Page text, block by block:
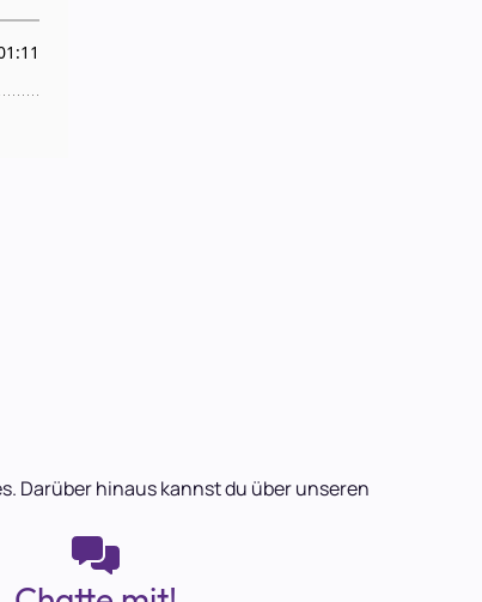
Darüber hinaus kannst du über unseren